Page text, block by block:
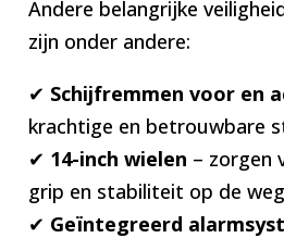
Andere belangrijke
zijn onder andere:
✔ Schijfremmen voor en
krachtige en betrouwbare
✔ 14-inch wielen – zorgen
grip en stabiliteit op de weg
✔ Geïntegreerd